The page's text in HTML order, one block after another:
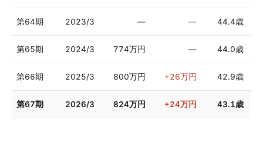
第64期 2023/3 — — 44.4歳
第65期 2024/3 774万円 — 44.0歳
第66期 2025/3 800万円 +26万円 42.9歳
第67期 2026/3 824万円 +24万円 43.1歳